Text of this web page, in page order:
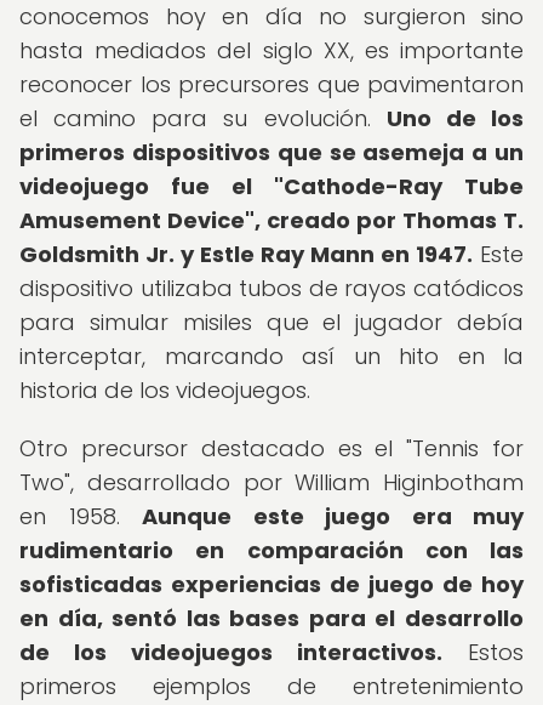
conocemos hoy en día no surgieron sino
hasta mediados del siglo XX, es importante
reconocer los precursores que pavimentaron
el camino para su evolución. Uno de los
primeros dispositivos que se asemeja a un
videojuego fue el "Cathode-Ray Tube
Amusement Device", creado por Thomas T.
Goldsmith Jr. y Estle Ray Mann en 1947. Este
dispositivo utilizaba tubos de rayos catódicos
para simular misiles que el jugador debía
interceptar, marcando así un hito en la
historia de los videojuegos.
Otro precursor destacado es el "Tennis for
Two", desarrollado por William Higinbotham
en 1958. Aunque este juego era muy
rudimentario en comparación con las
sofisticadas experiencias de juego de hoy
en día, sentó las bases para el desarrollo
de los videojuegos interactivos. Estos
primeros ejemplos de entretenimiento